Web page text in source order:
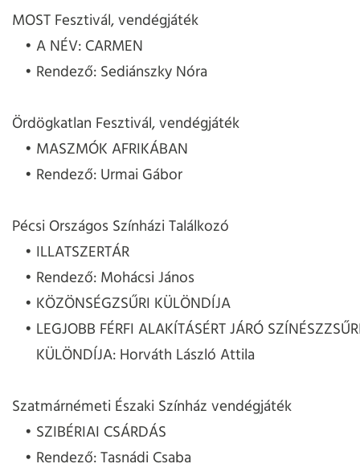
MOST Fesztivál, vendégjáték
A NÉV: CARMEN
Rendező: Sediánszky Nóra
Ördögkatlan Fesztivál, vendégjáték
MASZMÓK AFRIKÁBAN
Rendező: Urmai Gábor
Pécsi Országos Színházi Találkozó
ILLATSZERTÁR
Rendező: Mohácsi János
KÖZÖNSÉGZSŰRI KÜLÖNDÍJA
LEGJOBB FÉRFI ALAKÍTÁSÉRT JÁRÓ
KÜLÖNDÍJA: Horváth László Attila
Szatmárnémeti Északi Színház vendégjáték
SZIBÉRIAI CSÁRDÁS
Rendező: Tasnádi Csaba